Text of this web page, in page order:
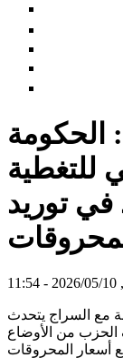
الحكومة
للتغطية
توريد
مع السراج يتحدث
من الأوضاع